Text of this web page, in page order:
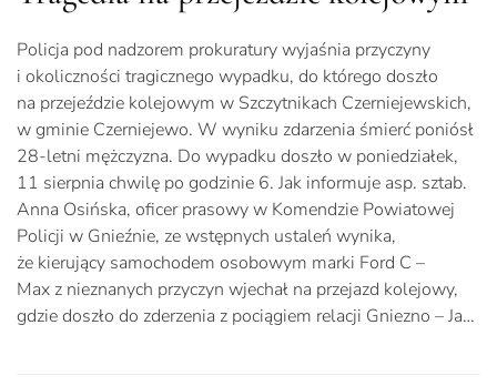
Policja pod nadzorem prokuratury wyjaśnia przyczyny
i okoliczności tragicznego wypadku, do którego doszło
na przejeździe kolejowym w Szczytnikach Czerniejewskich,
w gminie Czerniejewo. W wyniku zdarzenia śmierć poniósł
28-letni mężczyzna. Do wypadku doszło w poniedziałek,
11 sierpnia chwilę po godzinie 6. Jak informuje asp. sztab.
Anna Osińska, oficer prasowy w Komendzie Powiatowej
Policji w Gnieźnie, ze wstępnych ustaleń wynika,
że kierujący samochodem osobowym marki Ford C –
Max z nieznanych przyczyn wjechał na przejazd kolejowy,
gdzie doszło do zderzenia z pociągiem relacji Gniezno – Ja…